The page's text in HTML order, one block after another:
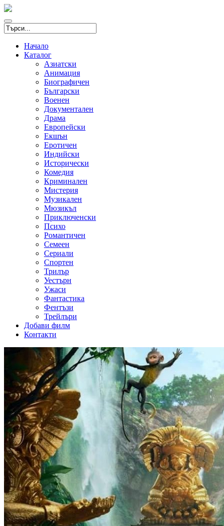
Начало
Каталог
Азиатски
Анимация
Биографичен
Български
Военен
Документален
Драма
Европейски
Екшън
Еротичен
Индийски
Исторически
Комедия
Криминален
Мистерия
Музикален
Мюзикъл
Приключенски
Психо
Романтичен
Семеен
Сериали
Спортен
Трилър
Уестърн
Ужаси
Фантастика
Фентъзи
Трейлъри
Добави филм
Контакти